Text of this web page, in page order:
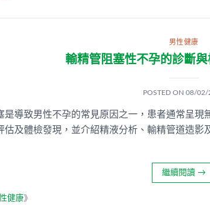
男性健康
輸精管阻塞性不孕的診斷
POSTED ON 08/02/
是導致男性不孕的常見原因之一，患者通常呈
估及體檢發現，並介紹精液分析、輸精管道造
繼續閱讀 →
健康》